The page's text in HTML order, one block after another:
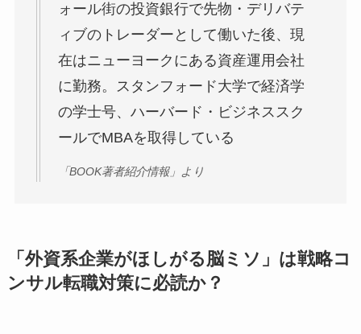
ォール街の投資銀行で先物・デリバテ
ィブのトレーダーとして働いた後、現
在はニューヨークにある資産運用会社
に勤務。スタンフォード大学で経済学
の学士号、ハーバード・ビジネススク
ールでMBAを取得している
「BOOK著者紹介情報」より
「外資系企業がほしがる脳ミソ」は戦略コ
ンサル転職対策に必読か？